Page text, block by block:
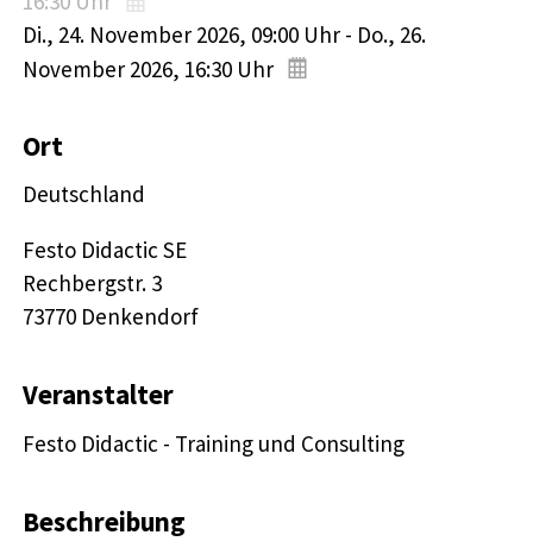
Di., 24. November 2026, 09:00 Uhr - Do., 26.
November 2026, 16:30 Uhr
Ort
Deutschland
Festo Didactic SE
Rechbergstr. 3
73770 Denkendorf
Veranstalter
Festo Didactic - Training und Consulting
Beschreibung